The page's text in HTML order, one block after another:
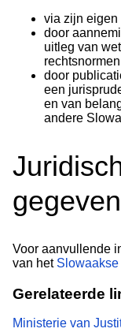
via zijn eigen
door
uitleg van
door
een
en van
andere
Voor aanvullende
van het
Gerelateerde
Ministerie van